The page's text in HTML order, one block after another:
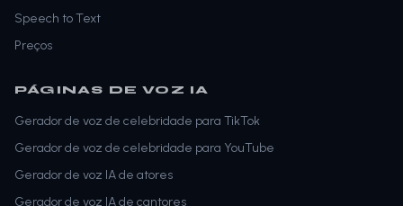
Speech to Text
Preços
PÁGINAS DE VOZ IA
Gerador de voz de celebridade para TikTok
Gerador de voz de celebridade para YouTube
Gerador de voz IA de atores
Gerador de voz IA de cantores